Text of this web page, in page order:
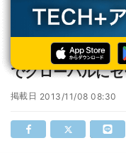
TECH+ 企業IT
企業動向
NEC、シンガポールに拠点
NEC、シンガポ
でグローバルに
掲載日 2013/11/08 08:30